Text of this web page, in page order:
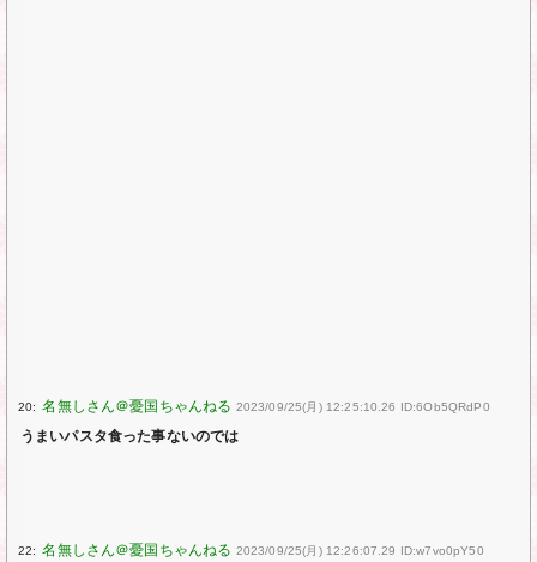
20: 2023/09/25(月) 12:25:10.26 ID:6Ob5QRdP0
うまいパスタ食った事ないのでは
22: 2023/09/25(月) 12:26:07.29 ID:w7vo0pY50